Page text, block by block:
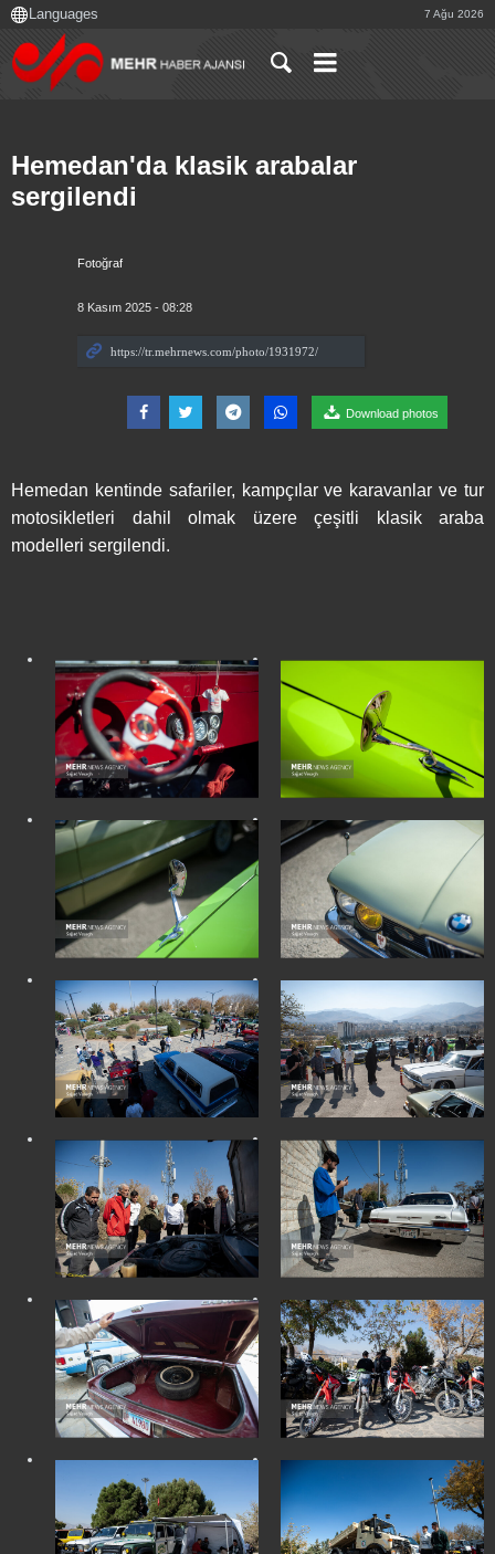
7 Ağu 2026
Fotoğraf
8 Kasım 2025 - 08:28
Download photos
Hemedan'da klasik arabalar
sergilendi
Hemedan kentinde safariler, kampçılar ve karavanlar ve tur
motosikletleri dahil olmak üzere çeşitli klasik araba
modelleri sergilendi.